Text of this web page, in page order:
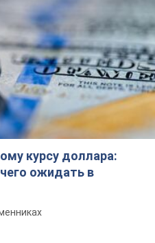
курсу доллара:
ожидать в